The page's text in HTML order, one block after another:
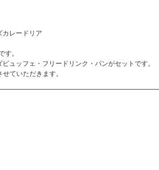
レードリア
す。
ュッフェ・フリードリンク・パンがセットです。
ていただきます。